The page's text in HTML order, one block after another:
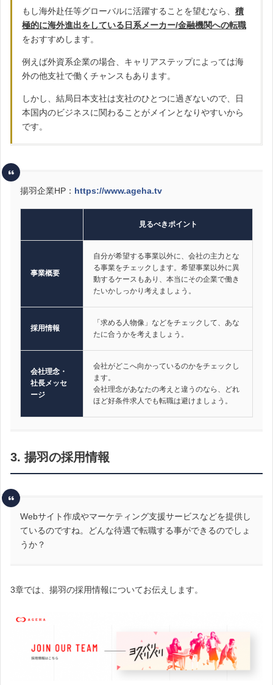
もし海外赴任等グローバルに活躍することを望むなら、 積
極的に海外進出をしている日系メーカー/金融機関への転職
をおすすめします。
例えば外資系企業の場合、キャリアステップによっては海
外の他支社で働くチャンスもあります。
しかし、結局日本支社は支社のひとつに過ぎないので、日
本国内のビジネスに関わることがメインとなりやすいから
です。
揚羽企業HP： https://www.ageha.tv
見るべきポイント
事業概要
自分が希望する事業以外に、会社の主力とな
る事業をチェックします。希望事業以外に異
動するケースもあり、本当にその企業で働き
たいかしっかり考えましょう。
採用情報
「求める人物像」などをチェックして、あな
たに合うかを考えましょう。
会社理念・
社長メッセ
ージ
会社がどこへ向かっているのかをチェックし
ます。
会社理念があなたの考えと違うのなら、どれ
ほど好条件求人でも転職は避けましょう。
3. 揚羽の採用情報
Webサイト作成やマーケティング支援サービスなどを提供し
ているのですね。どんな待遇で転職する事ができるのでしょ
うか？
3章では、揚羽の採用情報についてお伝えします。